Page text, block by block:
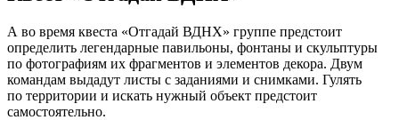
А во время квеста «Отгадай ВДНХ» группе предстоит
определить легендарные павильоны, фонтаны и скульптуры
по фотографиям их фрагментов и элементов декора. Двум
командам выдадут листы с заданиями и снимками. Гулять
по территории и искать нужный объект предстоит
самостоятельно.